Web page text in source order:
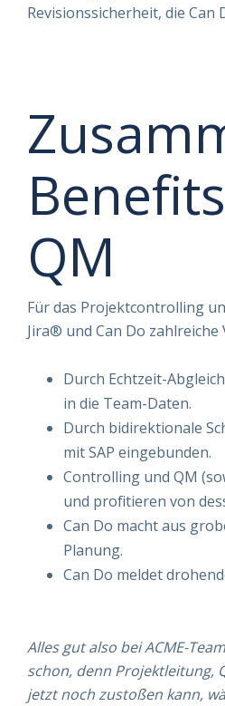
Revisionssicherheit, die
QM
Für das Projektcontrolling
Jira® und Can Do
Durch Echtzeit-
in die Team-Daten.
Durch bidirektionale
mit SAP eingebunden.
Controlling und QM
und profitieren von
Can Do macht aus
Planung.
Can Do meldet
Alles gut also bei ACME-
schon, denn Projektleitung,
jetzt noch zustoßen kann,